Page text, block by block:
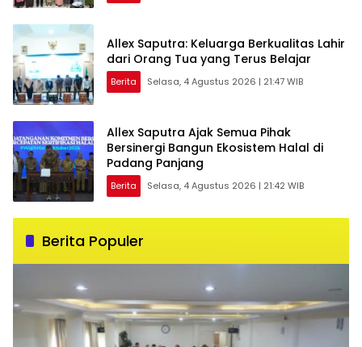
Allex Saputra: Keluarga Berkualitas Lahir
dari Orang Tua yang Terus Belajar
Berita Selasa, 4 Agustus 2026 | 21:47 WIB
Allex Saputra Ajak Semua Pihak
Bersinergi Bangun Ekosistem Halal di
Padang Panjang
Berita Selasa, 4 Agustus 2026 | 21:42 WIB
Berita Populer